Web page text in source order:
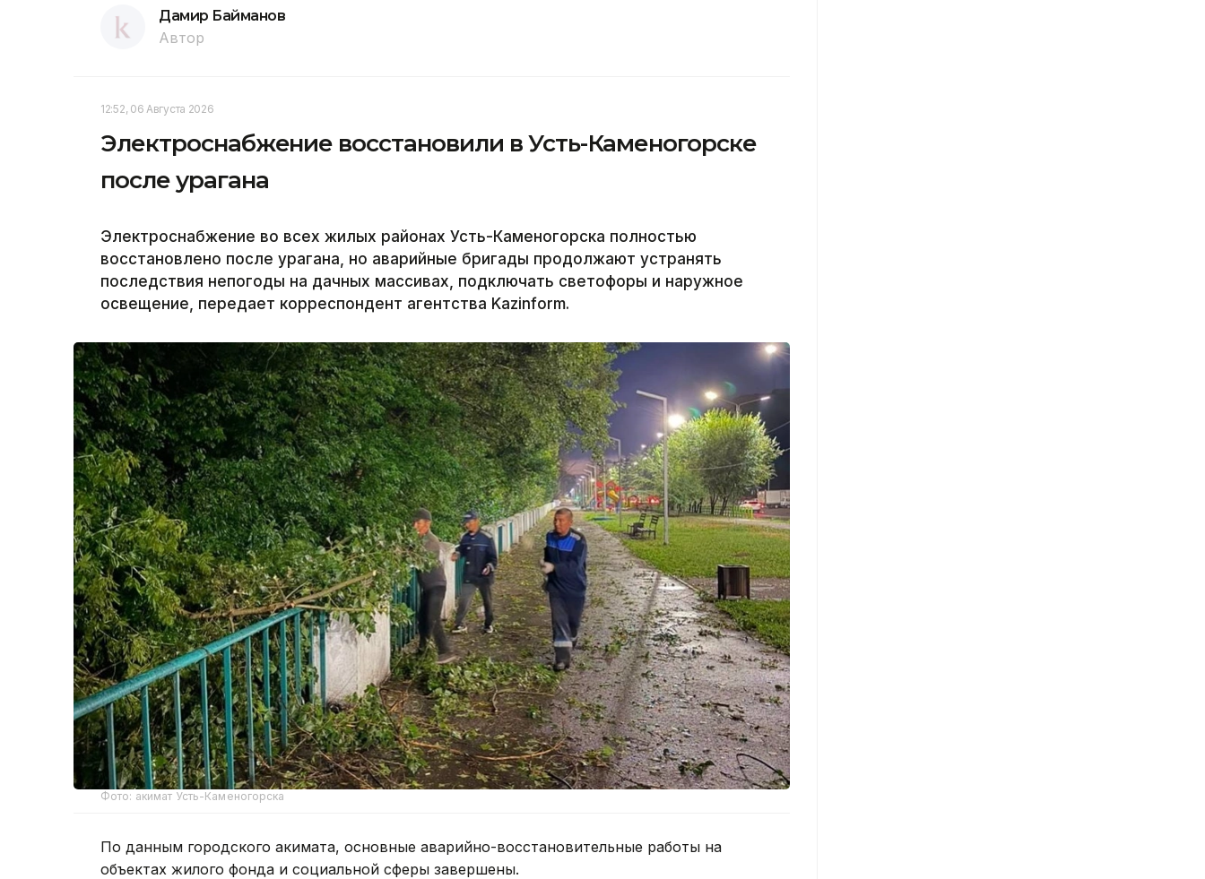
Дамир Байманов
Автор
12:52, 06 Августа 2026
Электроснабжение восстановили в Усть-Каменогорске
после урагана
Электроснабжение во всех жилых районах Усть-Каменогорска полностью
восстановлено после урагана, но аварийные бригады продолжают устранять
последствия непогоды на дачных массивах, подключать светофоры и наружное
освещение, передает корреспондент агентства Kazinform.
Фото: акимат Усть-Каменогорска
По данным городского акимата, основные аварийно-восстановительные работы на
объектах жилого фонда и социальной сферы завершены.